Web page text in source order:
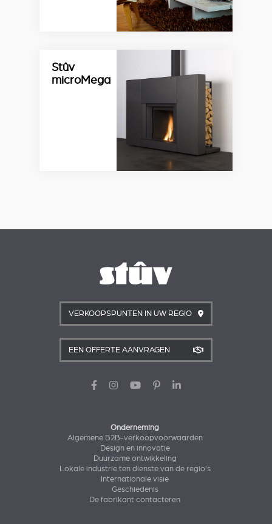
Stûv
microMega
VERKOOPSPUNTEN IN UW REGIO
EEN OFFERTE AANVRAGEN
Onderneming
Algemene B2B-verkoopvoorwaarden
Design en innovatie
Duurzame ontwikkeling
Lokale industrie ten dienste van de regio's
Internationale visie
Geschiedenis
De fabrikant contacteren